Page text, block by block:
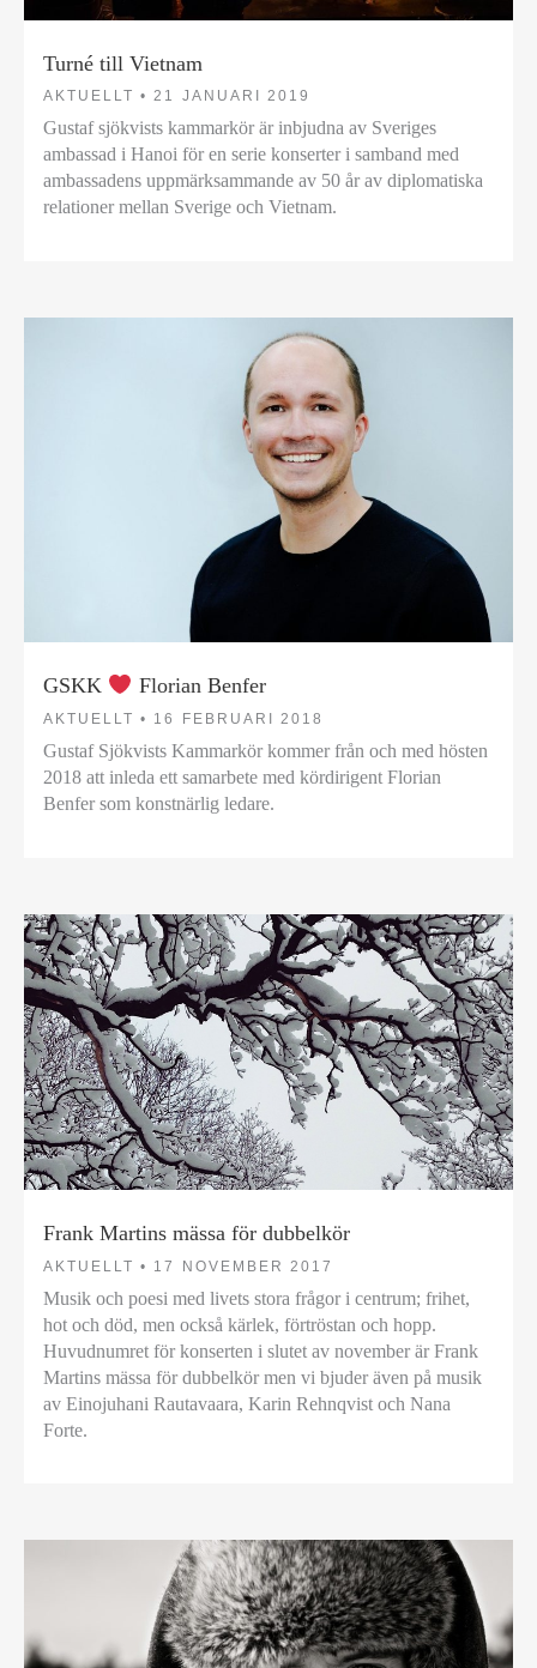
Turné till Vietnam
AKTUELLT • 21 JANUARI 2019
Gustaf sjökvists kammarkör är inbjudna av Sveriges
ambassad i Hanoi för en serie konserter i samband med
ambassadens uppmärksammande av 50 år av diplomatiska
relationer mellan Sverige och Vietnam.
GSKK Florian Benfer
AKTUELLT • 16 FEBRUARI 2018
Gustaf Sjökvists Kammarkör kommer från och med hösten
2018 att inleda ett samarbete med kördirigent Florian
Benfer som konstnärlig ledare.
Frank Martins mässa för dubbelkör
AKTUELLT • 17 NOVEMBER 2017
Musik och poesi med livets stora frågor i centrum; frihet,
hot och död, men också kärlek, förtröstan och hopp.
Huvudnumret för konserten i slutet av november är Frank
Martins mässa för dubbelkör men vi bjuder även på musik
av Einojuhani Rautavaara, Karin Rehnqvist och Nana
Forte.